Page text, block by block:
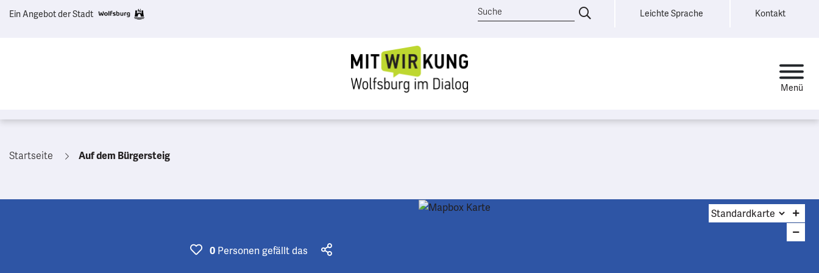
Ein Angebot der Stadt Leichte Sprache Kontakt
Startseite Auf dem Bürgersteig
0 Personen gefällt das